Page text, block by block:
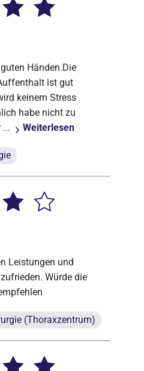
Händen.Die
ist gut
keinem Stress
habe nicht zu
...
Weiterlesen
Leistungen und
Würde die
(Thoraxzentrum)